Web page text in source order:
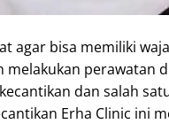
agar bisa memiliki
melakukan perawatan
dan salah
Erha Clinic ini